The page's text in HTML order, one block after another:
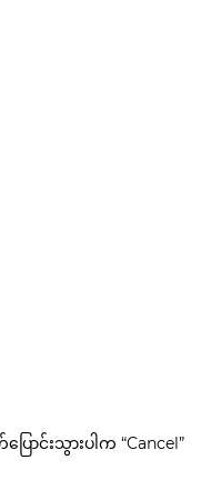
င်းသွားပါက “Cancel”